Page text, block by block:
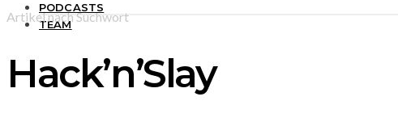
PODCASTS
TEAM
Artikel nach Suchwort
Hack’n’Slay